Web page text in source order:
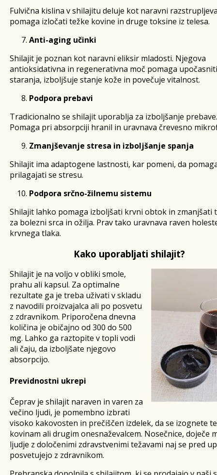
Fulvična kislina v shilajitu deluje kot naravni
pomaga izločati težke kovine in druge toksine iz telesa.
Anti-aging učinki
Shilajit je poznan kot naravni eliksir mladosti. Njegova
antioksidativna in regenerativna moč pomaga
staranja, izboljšuje stanje kože in povečuje vitalnost.
Podpora prebavi
Tradicionalno se shilajit uporablja za izboljšanje prebave.
Pomaga pri absorpciji hranil in uravnava črevesno
Zmanjševanje stresa in izboljšanje spanja
Shilajit ima adaptogene lastnosti, kar pomeni, da
prilagajati se stresu.
Podpora srčno-žilnemu sistemu
Shilajit lahko pomaga izboljšati krvni obtok in zmanjšati
za bolezni srca in ožilja. Prav tako uravnava raven
krvnega tlaka.
Kako uporabljati shilajit?
Shilajit je na voljo v obliki smole,
prahu ali kapsul. Za optimalne
rezultate ga je treba uživati v skladu
z navodili proizvajalca ali po posvetu
z zdravnikom. Priporočena dnevna
količina je običajno od 300 do 500
mg. Lahko ga raztopite v topli vodi
ali čaju, da izboljšate njegovo
absorpcijo.
Previdnostni ukrepi
Čeprav je shilajit naraven in varen za
večino ljudi, je pomembno izbrati
visoko kakovosten in prečiščen izdelek, da se izognete
kovinam ali drugim onesnaževalcem. Nosečnice, doječe
ljudje z določenimi zdravstvenimi težavami naj se pred
posvetujejo z zdravnikom.